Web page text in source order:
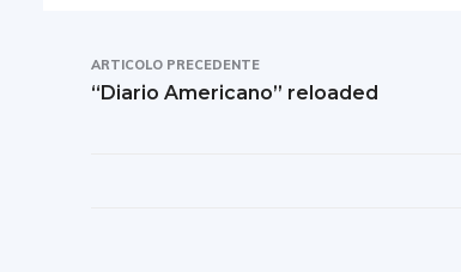
ARTICOLO PRECEDENTE
“Diario Americano” reloaded